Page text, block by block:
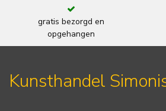
gratis bezorgd en
opgehangen
Kunsthandel